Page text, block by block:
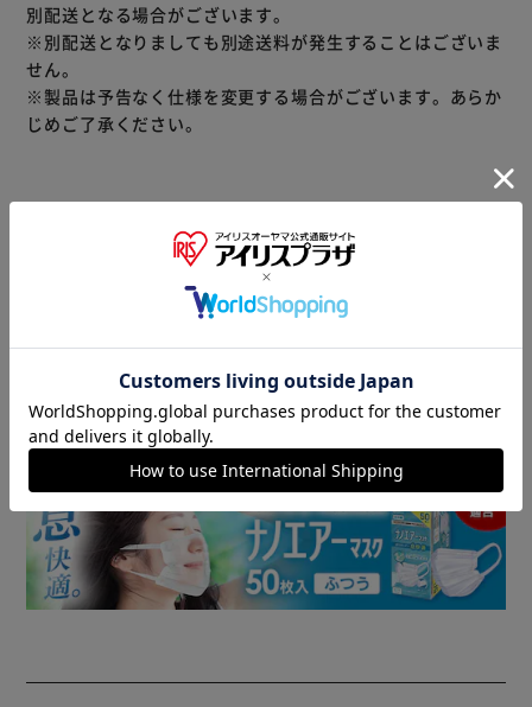
別配送となる場合がございます。
※別配送となりましても別途送料が発生することはございま
せん。
※製品は予告なく仕様を変更する場合がございます。あらか
じめご了承ください。
▼ 食品・飲料おすすめ ▼